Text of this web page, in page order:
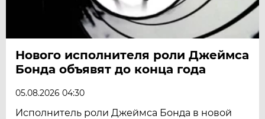
Нового исполнителя роли Джеймса
Бонда объявят до конца года
05.08.2026 04:30
Исполнитель роли Джеймса Бонда в новой